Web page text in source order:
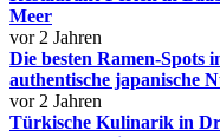
Meer
vor 2 Jahren
Die besten Ramen-
authentische japanische
vor 2 Jahren
Türkische Kulinarik in